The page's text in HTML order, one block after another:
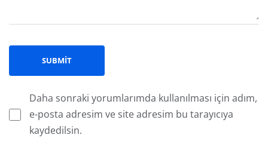
Daha sonraki yorumlarımda kullanılması için adım,
e-posta adresim ve site adresim bu tarayıcıya
kaydedilsin.